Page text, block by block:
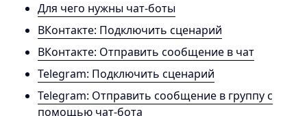
Для чего нужны чат-боты
ВКонтакте: Подключить сценарий
ВКонтакте: Отправить сообщение в чат
Telegram: Подключить сценарий
Telegram: Отправить сообщение в группу с
помощью чат-бота